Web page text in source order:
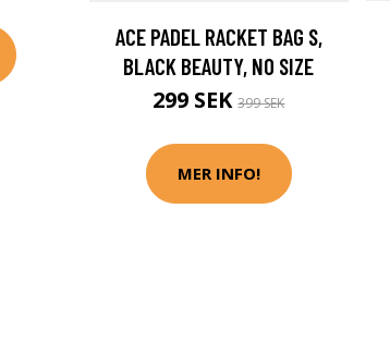
ACE PADEL RACKET BAG S,
BLACK BEAUTY, NO SIZE
299 SEK399 SEK
MER INFO!